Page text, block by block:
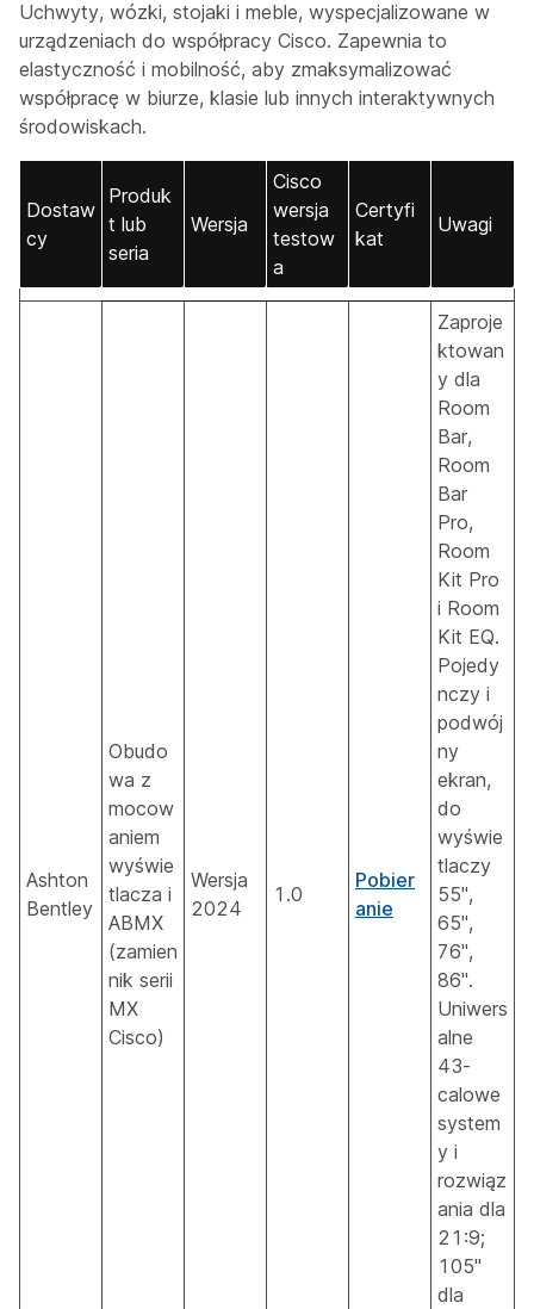
Uchwyty, wózki, stojaki i meble, wyspecjalizowane w
urządzeniach do współpracy Cisco. Zapewnia to
elastyczność i mobilność, aby zmaksymalizować
współpracę w biurze, klasie lub innych interaktywnych
środowiskach.
Dostaw
cy
Produk
t lub
seria
Wersja
Cisco
wersja
testow
a
Certyfi
kat
Uwagi
Ashton
Bentley
Obudo
wa z
mocow
aniem
wyświe
tlacza i
ABMX
(zamien
nik serii
MX
Cisco)
Wersja
2024
1.0
Pobier
anie
Zaproje
ktowan
y dla
Room
Bar,
Room
Bar
Pro,
Room
Kit Pro
i Room
Kit EQ.
Pojedy
nczy i
podwój
ny
ekran,
do
wyświe
tlaczy
55",
65",
76",
86".
Uniwers
alne
43-
calowe
system
y i
rozwiąz
ania dla
21:9;
105"
dla